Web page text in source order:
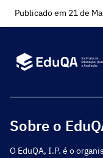
Publicado em 21 de
Sobre o
O EduQA, I.P. é o